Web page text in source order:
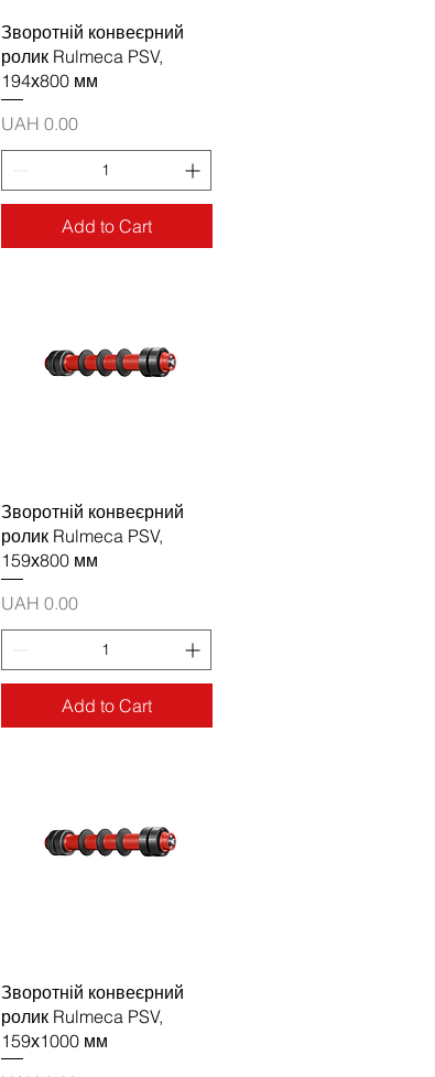
Зворотній конвеєрний
ролик Rulmeca PSV,
194х800 мм
Price
UAH 0.00
Add to Cart
Зворотній конвеєрний
ролик Rulmeca PSV,
159х800 мм
Price
UAH 0.00
Add to Cart
Зворотній конвеєрний
ролик Rulmeca PSV,
159х1000 мм